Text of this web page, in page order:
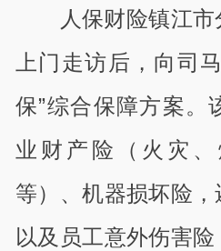
人保财险镇江
上门走访后，向司
保”综合保障方案。
业财产险（火灾
等）、机器损坏险
以及员工意外伤害